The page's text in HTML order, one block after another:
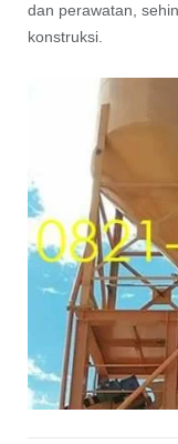
dan perawatan,
konstruksi.